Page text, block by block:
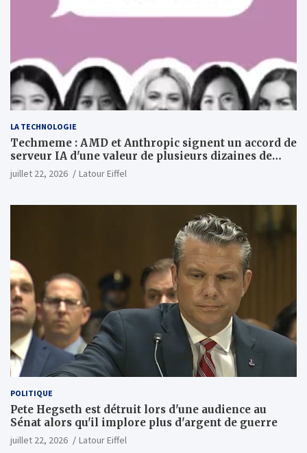
LA TECHNOLOGIE
Techmeme : AMD et Anthropic signent un accord de
serveur IA d'une valeur de plusieurs dizaines de
milliards ; Anthropic achètera jusqu'à 2 GW de puces
MI450 à partir du premier semestre 2027 et AMD
(Wall Street Journal)
juillet 22, 2026 Latour Eiffel
POLITIQUE
Pete Hegseth est détruit lors d'une audience au
Sénat alors qu'il implore plus d'argent de guerre
juillet 22, 2026 Latour Eiffel